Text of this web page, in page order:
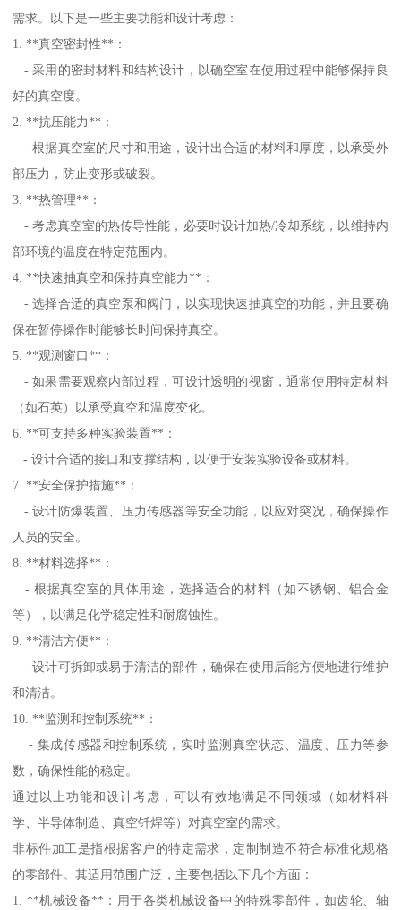
需求。以下是一些主要功能和设计考虑：
1. **真空密封性**：
- 采用的密封材料和结构设计，以确空室在使用过程中能够保持良
好的真空度。
2. **抗压能力**：
- 根据真空室的尺寸和用途，设计出合适的材料和厚度，以承受外
部压力，防止变形或破裂。
3. **热管理**：
- 考虑真空室的热传导性能，必要时设计加热/冷却系统，以维持内
部环境的温度在特定范围内。
4. **快速抽真空和保持真空能力**：
- 选择合适的真空泵和阀门，以实现快速抽真空的功能，并且要确
保在暂停操作时能够长时间保持真空。
5. **观测窗口**：
- 如果需要观察内部过程，可设计透明的视窗，通常使用特定材料
（如石英）以承受真空和温度变化。
6. **可支持多种实验装置**：
- 设计合适的接口和支撑结构，以便于安装实验设备或材料。
7. **安全保护措施**：
- 设计防爆装置、压力传感器等安全功能，以应对突况，确保操作
人员的安全。
8. **材料选择**：
- 根据真空室的具体用途，选择适合的材料（如不锈钢、铝合金
等），以满足化学稳定性和耐腐蚀性。
9. **清洁方便**：
- 设计可拆卸或易于清洁的部件，确保在使用后能方便地进行维护
和清洁。
10. **监测和控制系统**：
- 集成传感器和控制系统，实时监测真空状态、温度、压力等参
数，确保性能的稳定。
通过以上功能和设计考虑，可以有效地满足不同领域（如材料科
学、半导体制造、真空钎焊等）对真空室的需求。
非标件加工是指根据客户的特定需求，定制制造不符合标准化规格
的零部件。其适用范围广泛，主要包括以下几个方面：
1. **机械设备**：用于各类机械设备中的特殊零部件，如齿轮、轴